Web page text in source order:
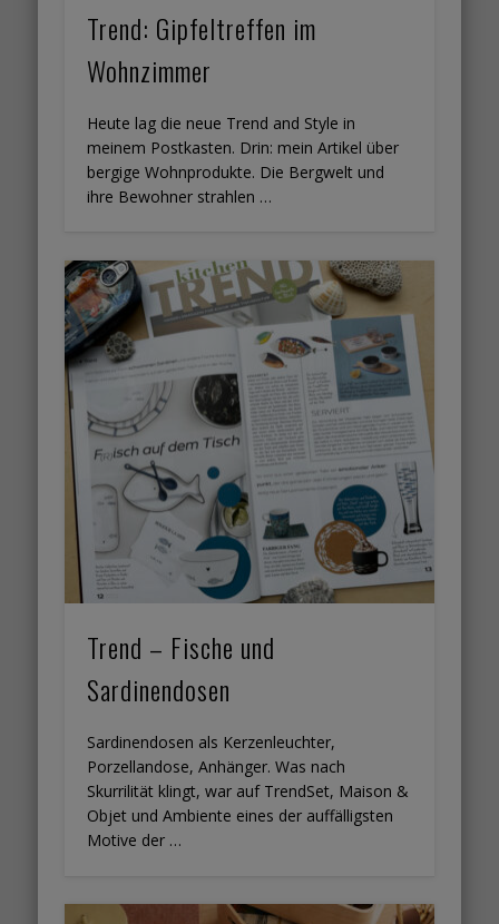
Trend: Gipfeltreffen im
Wohnzimmer
Heute lag die neue Trend and Style in
meinem Postkasten. Drin: mein Artikel über
bergige Wohnprodukte. Die Bergwelt und
ihre Bewohner strahlen …
Trend – Fische und
Sardinendosen
Sardinendosen als Kerzenleuchter,
Porzellandose, Anhänger. Was nach
Skurrilität klingt, war auf TrendSet, Maison &
Objet und Ambiente eines der auffälligsten
Motive der …